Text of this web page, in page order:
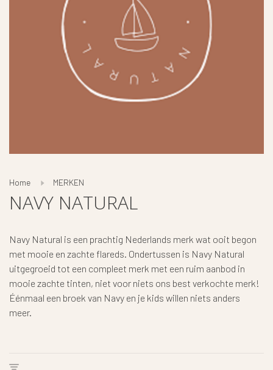
Home MERKEN
NAVY NATURAL
Navy Natural is een prachtig Nederlands merk wat ooit begon
met mooie en zachte flareds. Ondertussen is Navy Natural
uitgegroeid tot een compleet merk met een ruim aanbod in
mooie zachte tinten, niet voor niets ons best verkochte merk!
Éénmaal een broek van Navy en je kids willen niets anders
meer.